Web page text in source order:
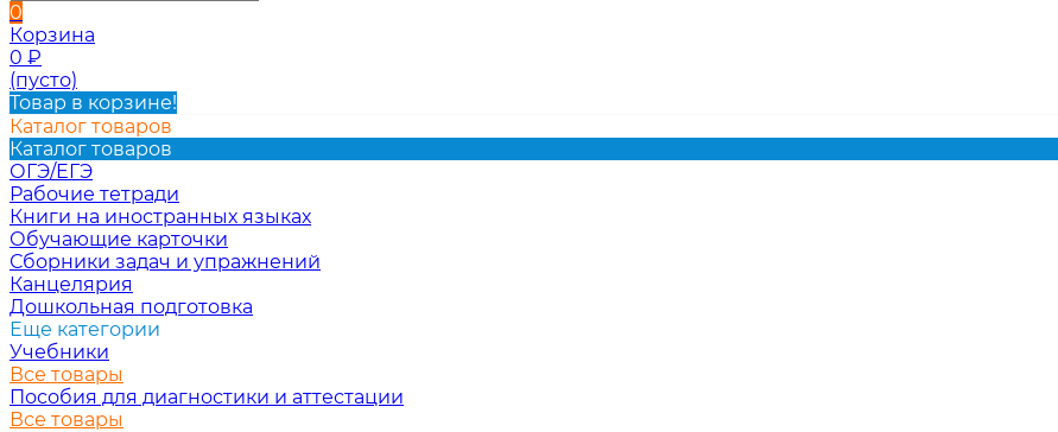
0
Корзина
0 ₽
(пусто)
Товар в корзине!
Каталог товаров
Каталог товаров
ОГЭ/ЕГЭ
Рабочие тетради
Книги на иностранных языках
Обучающие карточки
Сборники задач и упражнений
Канцелярия
Дошкольная подготовка
Еще категории
Учебники
Все товары
Пособия для диагностики и аттестации
Все товары